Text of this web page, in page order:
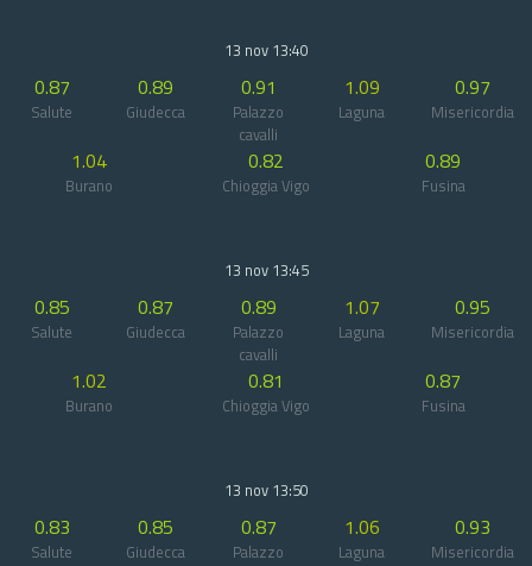
13 nov 13:40
0.87
Salute
0.89
Giudecca
0.91
Palazzo
cavalli
1.09
Laguna
0.97
Misericordia
1.04
Burano
0.82
Chioggia Vigo
0.89
Fusina
13 nov 13:45
0.85
Salute
0.87
Giudecca
0.89
Palazzo
cavalli
1.07
Laguna
0.95
Misericordia
1.02
Burano
0.81
Chioggia Vigo
0.87
Fusina
13 nov 13:50
0.83
Salute
0.85
Giudecca
0.87
Palazzo
1.06
Laguna
0.93
Misericordia